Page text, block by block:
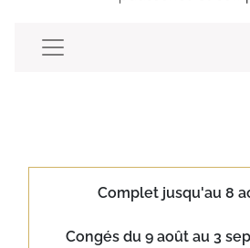
Complet jusqu'au 8
Congés du 9 août au 3